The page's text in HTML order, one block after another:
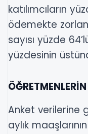
katılımcıların
ödemekte
sayısı yüzde
yüzdesinin
Anket verilerine
aylık